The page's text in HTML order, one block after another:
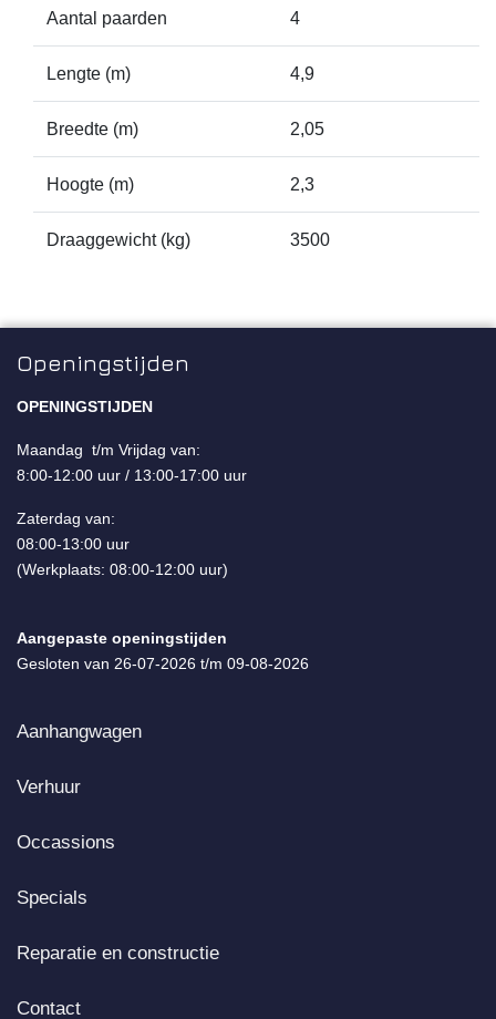
Aantal paarden 4
Lengte (m) 4,9
Breedte (m) 2,05
Hoogte (m) 2,3
Draaggewicht (kg) 3500
Openingstijden
OPENINGSTIJDEN
Maandag t/m Vrijdag van:
8:00-12:00 uur / 13:00-17:00 uur
Zaterdag van:
08:00-13:00 uur
(Werkplaats: 08:00-12:00 uur)
Aangepaste openingstijden
Gesloten van 26-07-2026 t/m 09-08-2026
Aanhangwagen
Verhuur
Occassions
Specials
Reparatie en constructie
Contact